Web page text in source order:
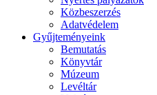
Közbeszerzés
Adatvédelem
Gyűjteményeink
Bemutatás
Könyvtár
Múzeum
Levéltár